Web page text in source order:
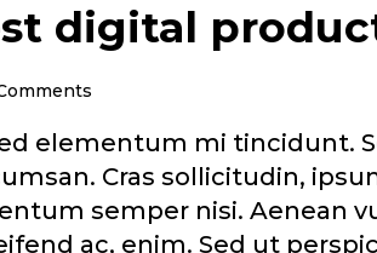
digital
elementum mi tincidunt.
Cras sollicitudin,
semper nisi. Aenean
ac, enim. Sed ut